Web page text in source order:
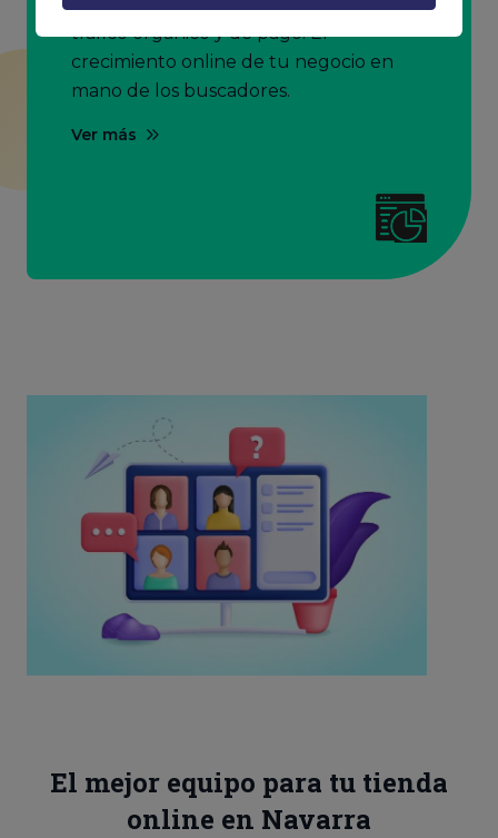
tráfico orgánico y de pago. El
crecimiento online de tu negocio en
mano de los buscadores.
Ver más
El mejor equipo para tu tienda
online en Navarra